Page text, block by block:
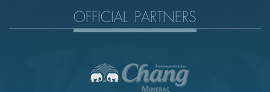
OFFICIAL PARTNERS